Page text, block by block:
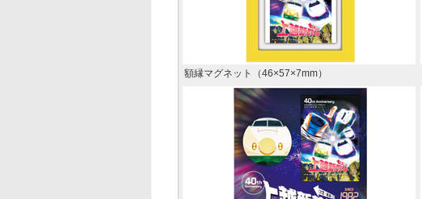
額縁マグネット（46×57×7mm）